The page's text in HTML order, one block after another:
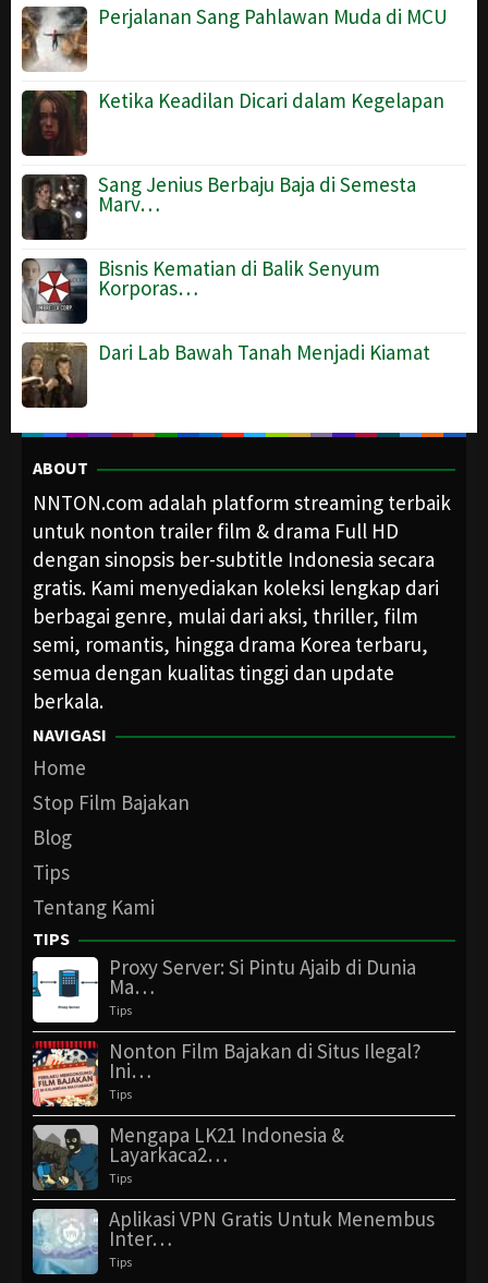
Perjalanan Sang Pahlawan Muda di MCU
Ketika Keadilan Dicari dalam Kegelapan
Sang Jenius Berbaju Baja di Semesta
Marv…
Bisnis Kematian di Balik Senyum
Korporas…
Dari Lab Bawah Tanah Menjadi Kiamat
ABOUT
NNTON.com adalah platform streaming terbaik
untuk nonton trailer film & drama Full HD
dengan sinopsis ber-subtitle Indonesia secara
gratis. Kami menyediakan koleksi lengkap dari
berbagai genre, mulai dari aksi, thriller, film
semi, romantis, hingga drama Korea terbaru,
semua dengan kualitas tinggi dan update
berkala.
NAVIGASI
Home
Stop Film Bajakan
Blog
Tips
Tentang Kami
TIPS
Proxy Server: Si Pintu Ajaib di Dunia
Ma…
Tips
Nonton Film Bajakan di Situs Ilegal?
Ini…
Tips
Mengapa LK21 Indonesia &
Layarkaca2…
Tips
Aplikasi VPN Gratis Untuk Menembus
Inter…
Tips